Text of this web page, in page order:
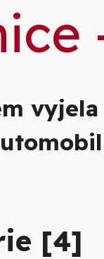
[4]